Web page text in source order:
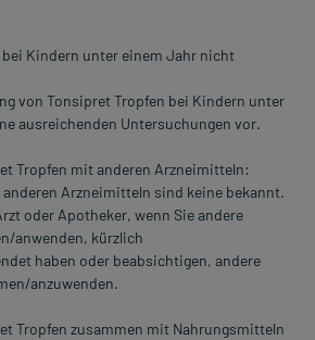
Kindern unter einem Jahr nicht
von Tonsipret Tropfen bei Kindern unter
ausreichenden Untersuchungen vor.
Tropfen mit anderen Arzneimitteln:
Arzneimitteln sind keine bekannt.
oder Apotheker, wenn Sie andere
anwenden, kürzlich
haben oder beabsichtigen, andere
anzuwenden.
Tropfen zusammen mit Nahrungsmitteln